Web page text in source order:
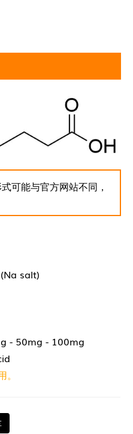
可能与官方网站不同，
salt)
- 50mg - 100mg